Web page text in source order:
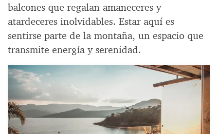
balcones que regalan amaneceres y
atardeceres inolvidables. Estar aquí es
sentirse parte de la montaña, un espacio que
transmite energía y serenidad.